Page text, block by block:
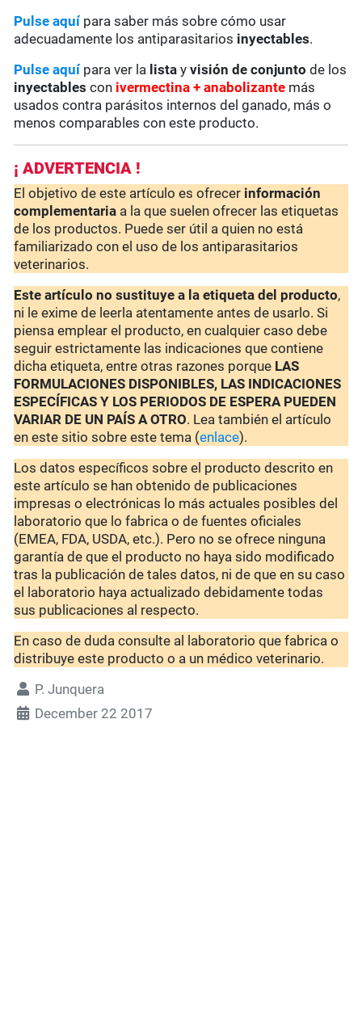
Pulse aquípara saber más sobre cómo usar
adecuadamente los antiparasitarios inyectables.
Pulse aquí para ver la lista yvisión de conjunto de los
inyectables con ivermectina + anabolizante más
usados contra parásitos internos del ganado, más o
menos comparables con este producto.
¡ ADVERTENCIA !
El objetivo de este artículo es ofrecer información
complementaria a la que suelen ofrecer las etiquetas
de los productos. Puede ser útil a quien no está
familiarizado con el uso de los antiparasitarios
veterinarios.
Este artículo no sustituye a la etiqueta del producto,
ni le exime de leerla atentamente antes de usarlo. Si
piensa emplear el producto, en cualquier caso debe
seguir estrictamente las indicaciones que contiene
dicha etiqueta, entre otras razones porque LAS
FORMULACIONES DISPONIBLES, LAS INDICACIONES
ESPECÍFICAS Y LOS PERIODOS DE ESPERA PUEDEN
VARIAR DE UN PAÍS A OTRO. Lea también el artículo
en este sitio sobre este tema (enlace).
Los datos específicos sobre el producto descrito en
este artículo se han obtenido de publicaciones
impresas o electrónicas lo más actuales posibles del
laboratorio que lo fabrica o de fuentes oficiales
(EMEA, FDA, USDA, etc.). Pero no se ofrece ninguna
garantía de que el producto no haya sido modificado
tras la publicación de tales datos, ni de que en su caso
el laboratorio haya actualizado debidamente todas
sus publicaciones al respecto.
En caso de duda consulte al laboratorio que fabrica o
distribuye este producto o a un médico veterinario.
P. Junquera
December 22 2017